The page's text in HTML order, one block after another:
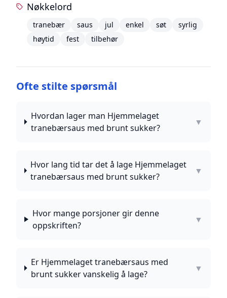
Nøkkelord
tranebær saus jul enkel søt
syrlig
høytid
fest tilbehør
Ofte stilte spørsmål
Hvordan lager man Hjemmelaget
tranebærsaus med brunt sukker?
▼
Hvor lang tid tar det å lage Hjemmelaget
tranebærsaus med brunt sukker?
▼
Hvor mange porsjoner gir denne
oppskriften?
▼
Er Hjemmelaget tranebærsaus med
brunt sukker vanskelig å lage?
▼